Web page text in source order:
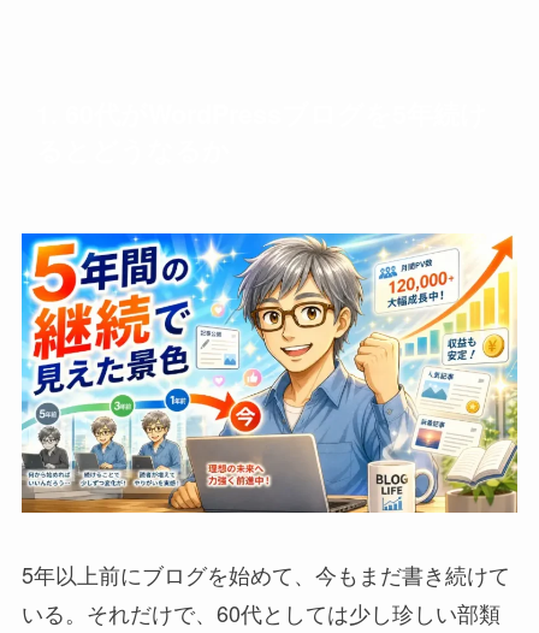
5年以上前にブログを始めて、今もまだ書き続けて
いる。それだけで、60代としては少し珍しい部類